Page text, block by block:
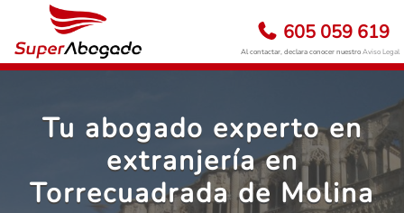
605 059 619
Al contactar, declara conocer nuestroAviso Legal
Tu abogado experto en
extranjería en
Torrecuadrada de Molina